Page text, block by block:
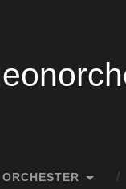
ORCHESTER